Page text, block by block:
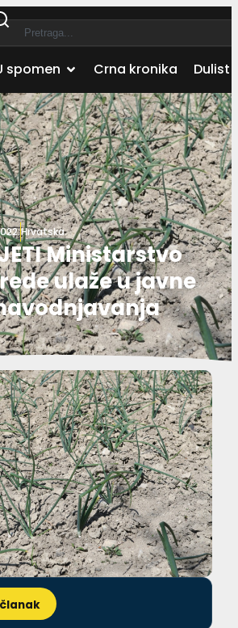
spomen Crna kronika Dulist
Hrvatska
Ministarstvo
ulaže u javne